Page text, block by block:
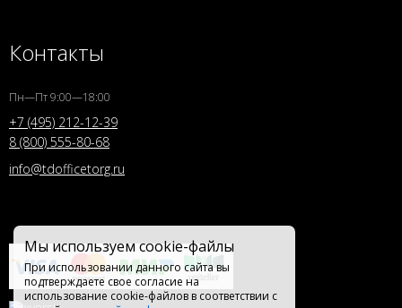
Мы используем cookie-файлы
При использовании данного сайта вы
подтверждаете свое согласие на
использование cookie-файлов в соответствии с
Контакты
Пн—Пт 9:00—18:00
+7 (495) 212-12-39
8 (800) 555-80-68
info@tdofficetorg.ru